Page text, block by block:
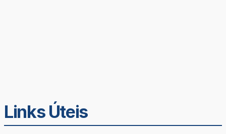
Links Úteis